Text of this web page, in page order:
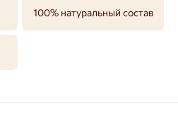
100% натуральный состав